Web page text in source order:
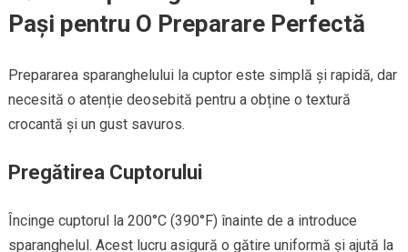
Pași pentru O Preparare Perfectă
Prepararea sparanghelului la cuptor este simplă și rapidă, dar
necesită o atenție deosebită pentru a obține o textură
crocantă și un gust savuros.
Pregătirea Cuptorului
Încinge cuptorul la 200°C (390°F) înainte de a introduce
sparanghelul. Acest lucru asigură o gătire uniformă și ajută la